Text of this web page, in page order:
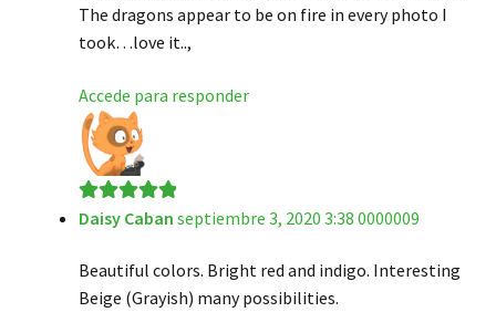
The dragons appear to be on fire in every photo I
took…love it..,
Accede para responder
Valorado en5
Daisy Caban septiembre 3, 2020 3:38 0000009
Beautiful colors. Bright red and indigo. Interesting
Beige (Grayish) many possibilities.